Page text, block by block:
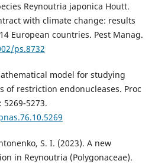
Reynoutria japonica Houtt.
with climate change: results
European countries. Pest Manag.
ps.8732
model for studying
of restriction endonucleases. Proc
5269-5273.
S. I. (2023). A new
in Reynoutria (Polygonaceae).